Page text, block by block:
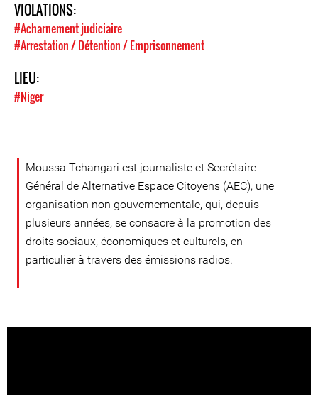
VIOLATIONS:
#Acharnement judiciaire
#Arrestation / Détention / Emprisonnement
LIEU:
#Niger
Moussa Tchangari est journaliste et Secrétaire
Général de Alternative Espace Citoyens (AEC), une
organisation non gouvernementale, qui, depuis
plusieurs années, se consacre à la promotion des
droits sociaux, économiques et culturels, en
particulier à travers des émissions radios.